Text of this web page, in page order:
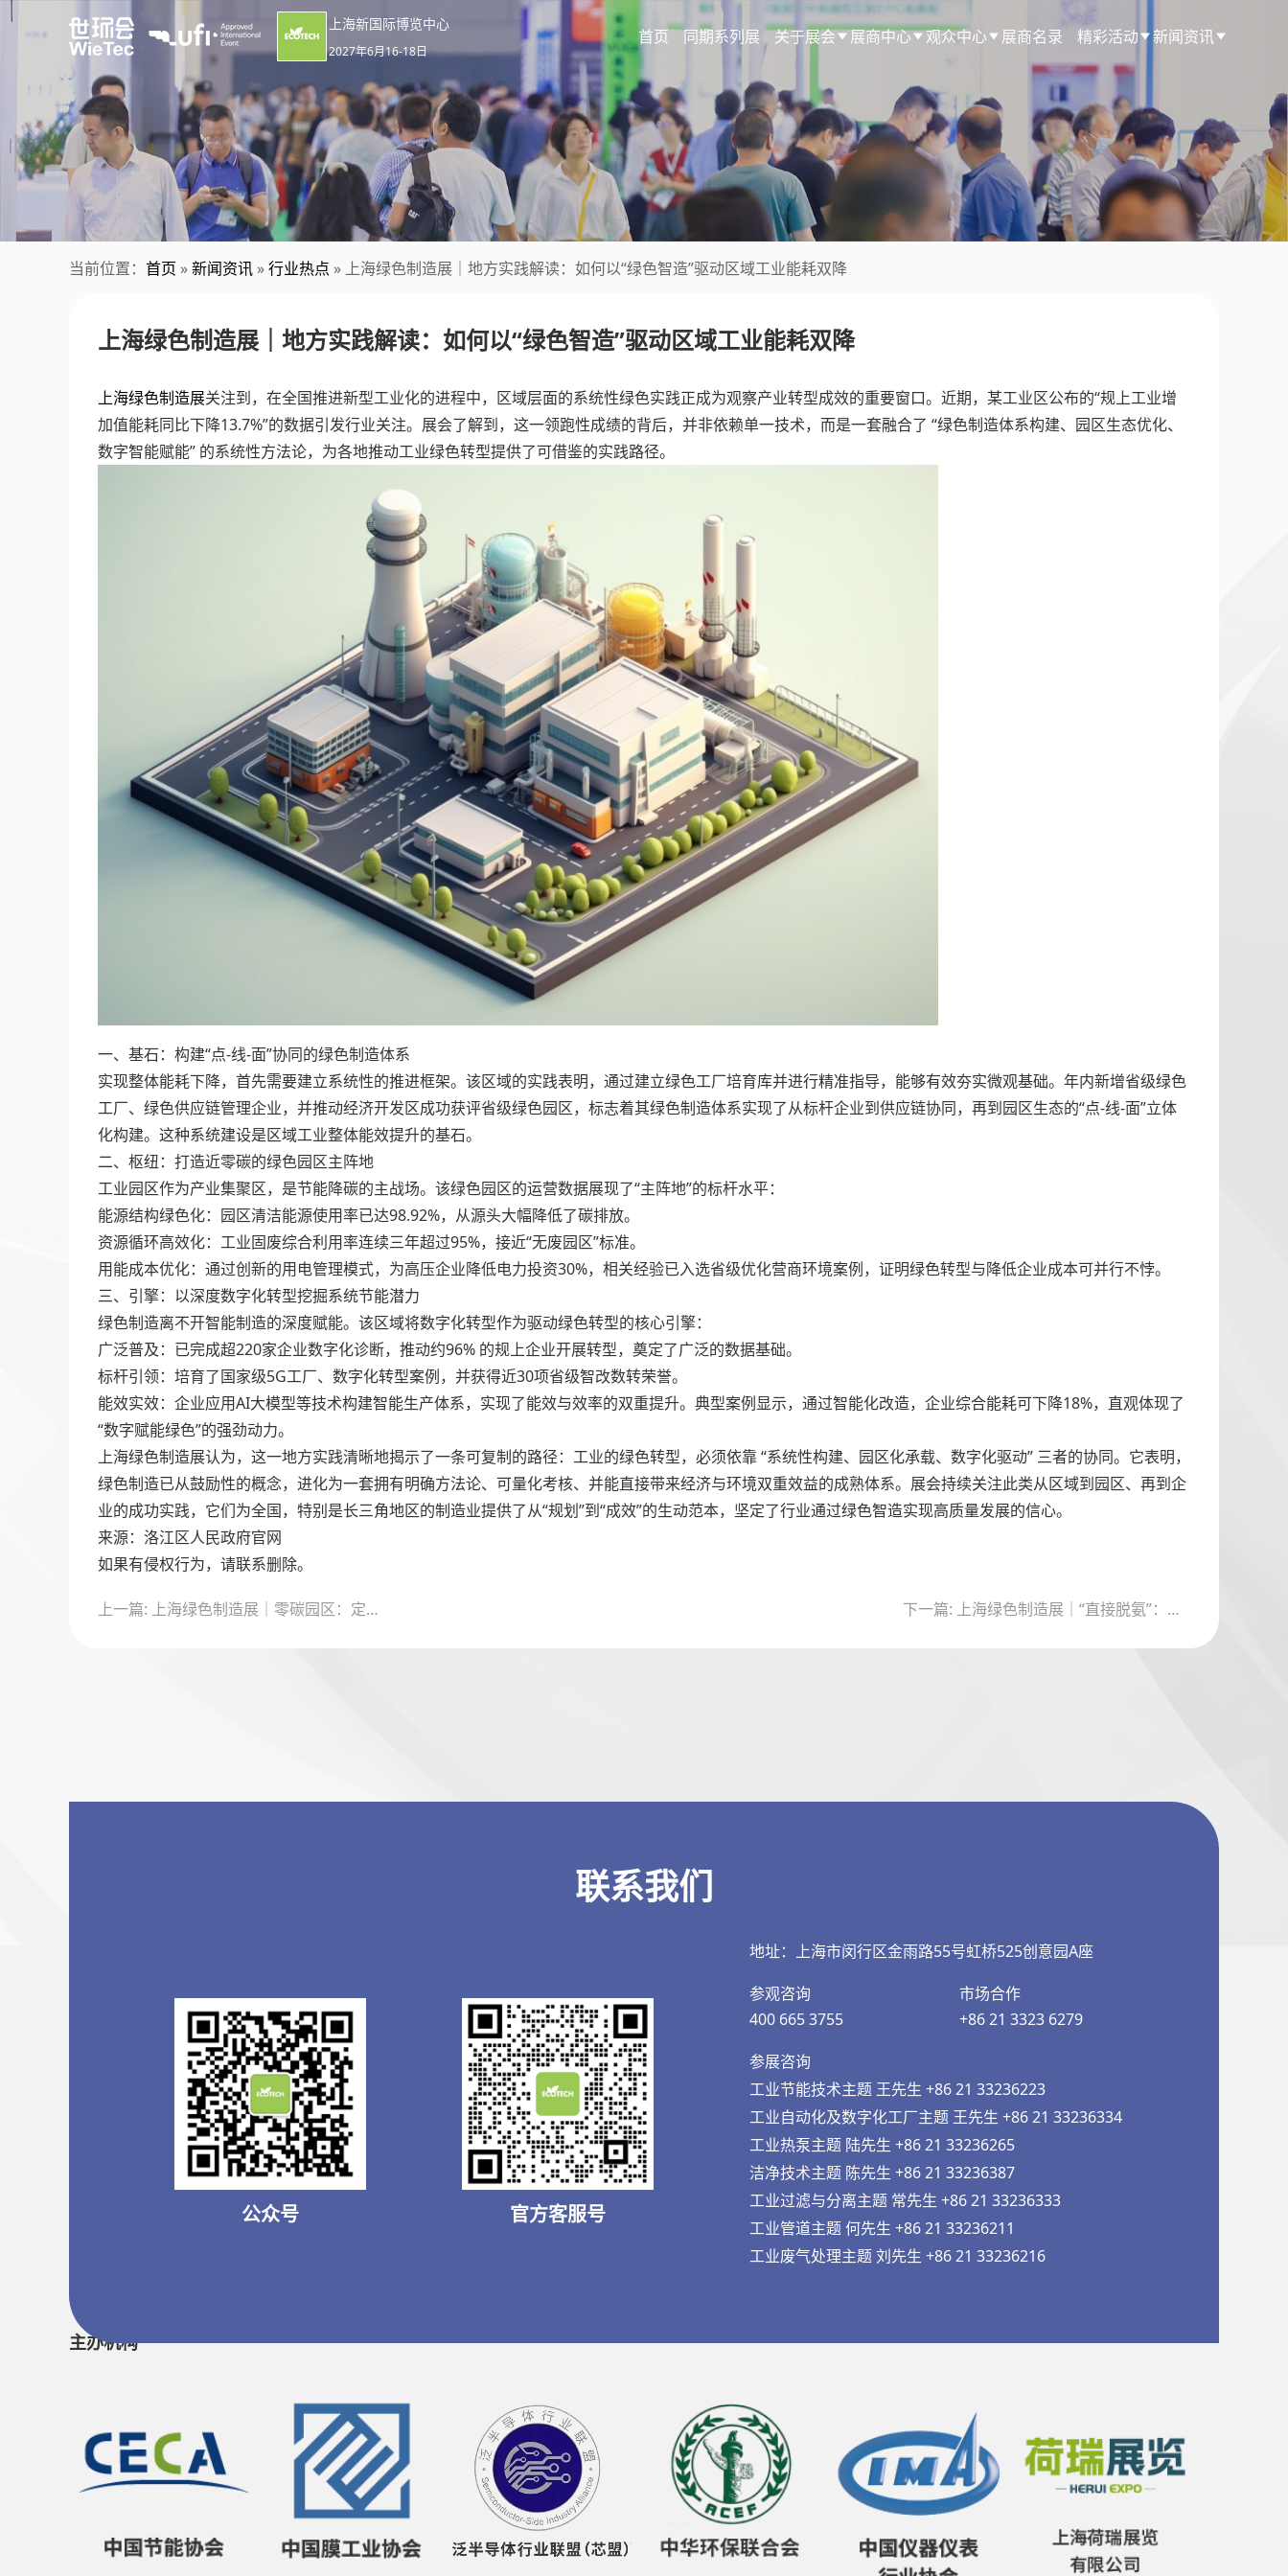
上海新国际博览中心
2027年6月16-18日
首页 同期系列展 关于展会 展商中心 观众中心 展商名录 精彩活动 新闻资讯
当前位置： 首页 »新闻资讯 »行业热点 » 上海绿色制造展｜地方实践解读：如何以“绿色智造”驱动区域工业能耗双降
上海绿色制造展｜地方实践解读：如何以“绿色智造”驱动区域工业能耗双降
上海绿色制造展关注到，在全国推进新型工业化的进程中，区域层面的系统性绿色实践正成为观察产业转型成效的重要窗口。近期，某工业区公布的“规上工业增
加值能耗同比下降13.7%”的数据引发行业关注。展会了解到，这一领跑性成绩的背后，并非依赖单一技术，而是一套融合了 “绿色制造体系构建、园区生态优化、
数字智能赋能” 的系统性方法论，为各地推动工业绿色转型提供了可借鉴的实践路径。
一、基石：构建“点-线-面”协同的绿色制造体系
实现整体能耗下降，首先需要建立系统性的推进框架。该区域的实践表明，通过建立绿色工厂培育库并进行精准指导，能够有效夯实微观基础。年内新增省级绿色
工厂、绿色供应链管理企业，并推动经济开发区成功获评省级绿色园区，标志着其绿色制造体系实现了从标杆企业到供应链协同，再到园区生态的“点-线-面”立体
化构建。这种系统建设是区域工业整体能效提升的基石。
二、枢纽：打造近零碳的绿色园区主阵地
工业园区作为产业集聚区，是节能降碳的主战场。该绿色园区的运营数据展现了“主阵地”的标杆水平：
能源结构绿色化：园区清洁能源使用率已达98.92%，从源头大幅降低了碳排放。
资源循环高效化：工业固废综合利用率连续三年超过95%，接近“无废园区”标准。
用能成本优化：通过创新的用电管理模式，为高压企业降低电力投资30%，相关经验已入选省级优化营商环境案例，证明绿色转型与降低企业成本可并行不悖。
三、引擎：以深度数字化转型挖掘系统节能潜力
绿色制造离不开智能制造的深度赋能。该区域将数字化转型作为驱动绿色转型的核心引擎：
广泛普及：已完成超220家企业数字化诊断，推动约96% 的规上企业开展转型，奠定了广泛的数据基础。
标杆引领：培育了国家级5G工厂、数字化转型案例，并获得近30项省级智改数转荣誉。
能效实效：企业应用AI大模型等技术构建智能生产体系，实现了能效与效率的双重提升。典型案例显示，通过智能化改造，企业综合能耗可下降18%，直观体现了
“数字赋能绿色”的强劲动力。
上海绿色制造展认为，这一地方实践清晰地揭示了一条可复制的路径：工业的绿色转型，必须依靠 “系统性构建、园区化承载、数字化驱动” 三者的协同。它表明，
绿色制造已从鼓励性的概念，进化为一套拥有明确方法论、可量化考核、并能直接带来经济与环境双重效益的成熟体系。展会持续关注此类从区域到园区、再到企
业的成功实践，它们为全国，特别是长三角地区的制造业提供了从“规划”到“成效”的生动范本，坚定了行业通过绿色智造实现高质量发展的信心。
来源：洛江区人民政府官网
如果有侵权行为，请联系删除。
章
上一篇: 上海绿色制造展｜零碳园区：定义未来工业生态的绿色引擎 下一篇: 上海绿色制造展｜“直接脱氨”：一项颠覆百年工艺的绿色化学技术如何重塑制药未来
联系我们
公众号 官方客服号
地址：上海市闵行区金雨路55号虹桥525创意园A座
参观咨询
400 665 3755
市场合作
+86 21 3323 6279
参展咨询
工业节能技术主题 王先生 +86 21 33236223
工业自动化及数字化工厂主题 王先生 +86 21 33236334
工业热泵主题 陆先生 +86 21 33236265
洁净技术主题 陈先生 +86 21 33236387
工业过滤与分离主题 常先生 +86 21 33236333
工业管道主题 何先生 +86 21 33236211
工业废气处理主题 刘先生 +86 21 33236216
主办机构